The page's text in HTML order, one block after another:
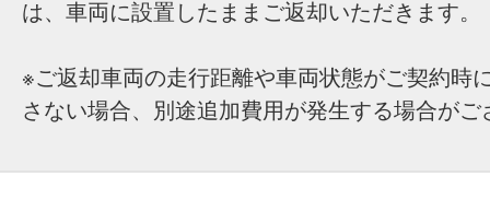
は、車両に設置したままご返却いただきます。
※ご返却車両の走行距離や車両状態がご契約時
さない場合、別途追加費用が発生する場合がご